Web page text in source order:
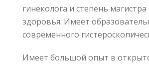
гинеколога и степень
здоровья. Имеет
современного
Имеет большой опыт в